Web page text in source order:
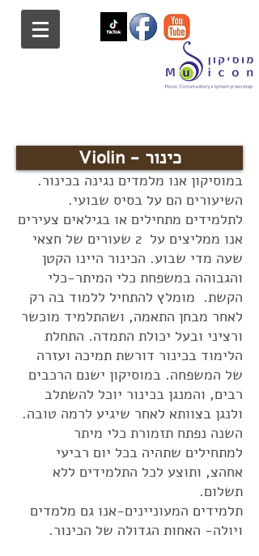
Violin - כינור
במוסיקון אנו מלמדים נגינה בכינור.
השיעורים הם על בסיס שבועי.
לתלמידים מתחילים או בגילאים צעירים
אנו ממליצים על 2 שעורים של חצאי
שעה מדי שבוע. הכינור היינו הקטן
והגבוהה במשפחת כלי המיתר-כלי
הקשת. מומלץ להתחיל ללמוד בה רק
לאחר מבחן התאמה, ושהתלמיד מוכשר
ורציני ובעל יכולת התמדה. התחלת
הלימוד בכינור דורשת תמיכה ועזרה
של המשפחה. במוסיקון ישנם הרכבים
רבים, והמנגן בכינור יוכל להשתלב
ולנגן בצוותא לאחר שיגיע לרמה טובה.
השנה נפתח תזמורת כלי מיתר
למתחילים שתהיה בכל יום רביעי
אחהצ, ותוצע לכל התלמידים ללא
תשלום.
תלמידים המעוניינים-אנו גם מלמדים
ויולה- האחות הגדולה של הכינור.